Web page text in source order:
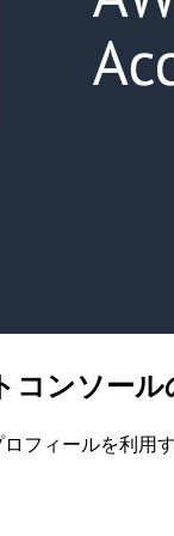
ンソー
フィールを利